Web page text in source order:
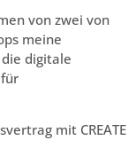
von zwei von
meine
digitale
mit CREATE